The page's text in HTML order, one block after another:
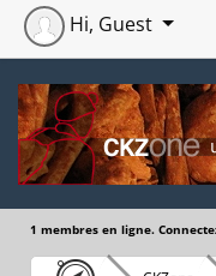
Hi, Guest
1 membres en ligne.